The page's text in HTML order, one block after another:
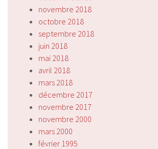
novembre 2018
octobre 2018
septembre 2018
juin 2018
mai 2018
avril 2018
mars 2018
décembre 2017
novembre 2017
novembre 2000
mars 2000
février 1995